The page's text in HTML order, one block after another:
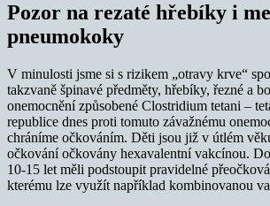
Pozor na rezaté hřebíky i
pneumokoky
V minulosti jsme si s rizikem „otravy krve“
takzvaně špinavé předměty, hřebíky, řezné a
onemocnění způsobené Clostridium tetani –
republice dnes proti tomuto závažnému
chráníme očkováním. Děti jsou již v útlém
očkování očkovány hexavalentní vakcínou.
10-15 let měli podstoupit pravidelné
kterému lze využít například kombinovanou